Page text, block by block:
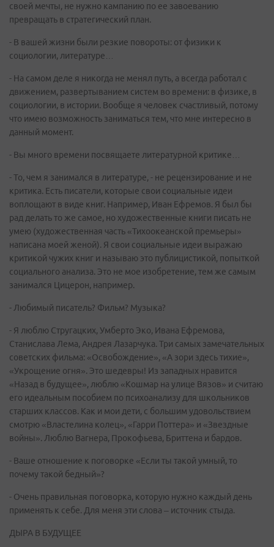
своей мечты, не нужно кампанию по ее завоеванию
превращать в стратегический план.
- В вашей жизни были резкие повороты: от физики к
социологии, литературе…
- На самом деле я никогда не менял путь, а всегда работал с
движением, развертыванием систем во времени: в физике, в
социологии, в истории. Вообще я человек счастливый, потому
что имею возможность заниматься тем, что мне интересно в
данный момент.
- Вы много времени посвящаете литературной критике…
- То, чем я занимался в литературе, - не рецензирование и не
критика. Есть писатели, которые свои социальные идеи
воплощают в виде книг. Например, Иван Ефремов. Я был бы
рад делать то же самое, но художественные книги писать не
умею (художественная часть «Тихоокеанской премьеры»
написана моей женой). Я свои социальные идеи выражаю
критикой чужих книг и называю это публицистикой, попыткой
социального анализа. Это не мое изобретение, тем же самым
занимался Цицерон, например.
- Любимый писатель? Фильм? Музыка?
- Я люблю Стругацких, Умберто Эко, Ивана Ефремова,
Станислава Лема, Андрея Лазарчука. Три самых замечательных
советских фильма: «Освобождение», «А зори здесь тихие»,
«Укрощение огня». Это шедевры! Из западных нравится
«Назад в будущее», люблю «Кошмар на улице Вязов» и считаю
его идеальным пособием по психоанализу для школьников
старших классов. Как и мои дети, с большим удовольствием
смотрю «Властелина колец», «Гарри Поттера» и «Звездные
войны». Люблю Вагнера, Прокофьева, Бриттена и бардов.
- Ваше отношение к поговорке «Если ты такой умный, то
почему такой бедный»?
- Очень правильная поговорка, которую нужно каждый день
применять к себе. Для меня эти слова – источник стыда.
ДЫРА В БУДУЩЕЕ